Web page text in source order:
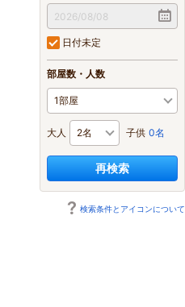
日付未定
部屋数・人数
大人 子供 0名
再検索
検索条件とアイコンについて